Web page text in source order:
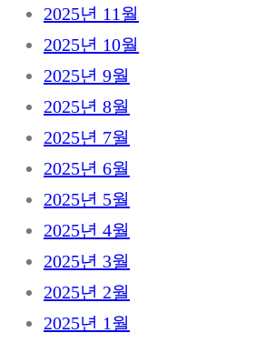
2025년 11월
2025년 10월
2025년 9월
2025년 8월
2025년 7월
2025년 6월
2025년 5월
2025년 4월
2025년 3월
2025년 2월
2025년 1월